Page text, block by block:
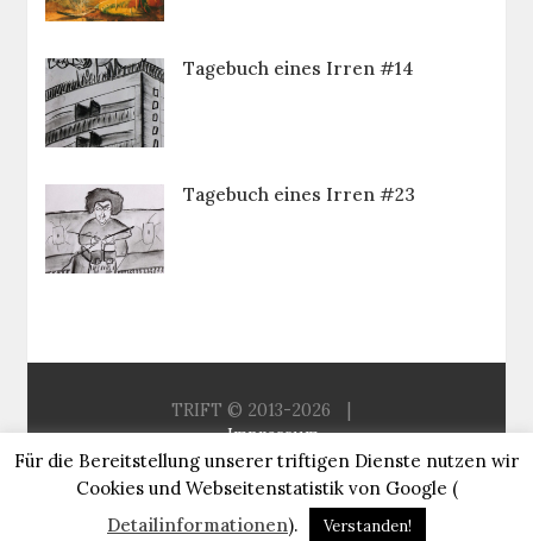
Tagebuch eines Irren #14
Tagebuch eines Irren #23
TRIFT © 2013-2026
Impressum
Aus der Redaktion
Sitemap
About Trift
Für die Bereitstellung unserer triftigen Dienste nutzen wir
Cookies und Webseitenstatistik von Google (
Detailinformationen). Verstanden!